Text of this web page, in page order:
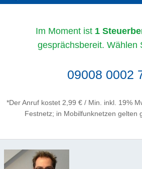
Im Moment ist 1
gesprächsbereit. Wählen
09008 0002
*Der Anruf kostet 2,99 € / Min. inkl. 19%
Festnetz; in Mobilfunknetzen gelten